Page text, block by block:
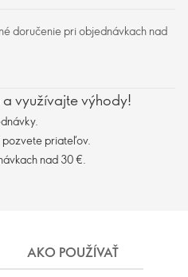
doručenie pri objednávkach nad
a využívajte výhody!
priateľov.
nad 30 €.
AKO POUŽÍVAŤ